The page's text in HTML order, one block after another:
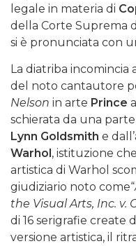
legale in materia di
della Corte Suprema
si è pronunciata con
La diatriba incomincia
del noto cantautore
Nelson in arte Prince
schierata da una
Lynn Goldsmith e
Warhol , istituzione
artistica di Warhol
giudiziario noto come“
the Visual Arts, Inc. v.
di 16 serigrafie create
versione artistica, il